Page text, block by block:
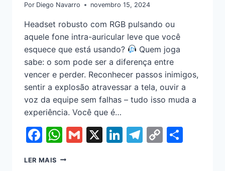
Por Diego Navarro novembro 15, 2024
Headset robusto com RGB pulsando ou
aquele fone intra-auricular leve que você
esquece que está usando?
Quem joga
sabe: o som pode ser a diferença entre
vencer e perder. Reconhecer passos inimigos,
sentir a explosão atravessar a tela, ouvir a
voz da equipe sem falhas – tudo isso muda a
experiência. Você que é…
Facebook
WhatsApp
Gmail
X LinkedIn
Telegram
Copy
LER MAIS